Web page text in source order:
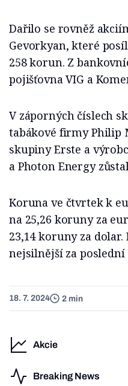
Dařilo se rovněž
Gevorkyan, které
258 korun. Z
pojišťovna VIG a
V záporných číslech
tabákové firmy Philip
skupiny Erste a
a Photon Energy
Koruna ve čtvrtek k
na 25,26 koruny za
23,14 koruny za
nejsilnější za poslední
18. 7. 2024 2 min
Akcie
Breaking News